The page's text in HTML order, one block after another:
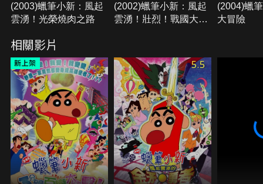
(2003)蠟筆小新：風起
雲湧！光榮燒肉之路
(2002)蠟筆小新：風起
雲湧！壯烈！戰國大會
(2004)蠟
大冒險
相關影片
5.5